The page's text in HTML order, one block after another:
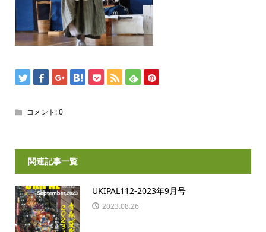
コメント:0
関連記事一覧
UKIPAL112-2023年9月号
2023.08.26